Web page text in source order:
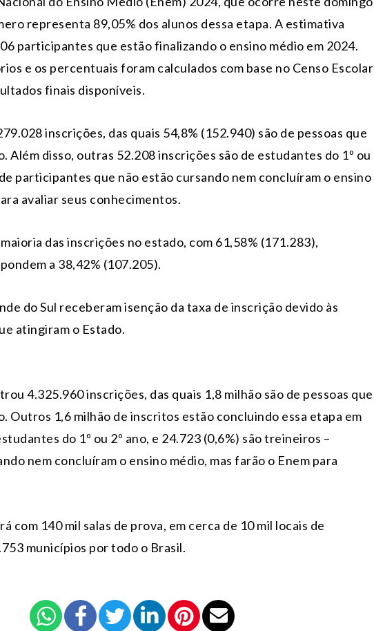
representa 89,05% dos alunos dessa etapa. A estimativa
participantes que estão finalizando o ensino médio em 2024.
e os percentuais foram calculados com base no Censo Escolar
finais disponíveis.
inscrições, das quais 54,8% (152.940) são de pessoas que
Além disso, outras 52.208 inscrições são de estudantes do 1º ou
participantes que não estão cursando nem concluíram o ensino
avaliar seus conhecimentos.
das inscrições no estado, com 61,58% (171.283),
a 38,42% (107.205).
do Sul receberam isenção da taxa de inscrição devido às
atingiram o Estado.
4.325.960 inscrições, das quais 1,8 milhão são de pessoas que
Outros 1,6 milhão de inscritos estão concluindo essa etapa em
do 1º ou 2º ano, e 24.723 (0,6%) são treineiros –
nem concluíram o ensino médio, mas farão o Enem para
com 140 mil salas de prova, em cerca de 10 mil locais de
municípios por todo o Brasil.